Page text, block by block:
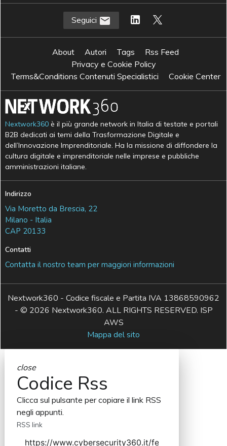
Seguici
About Autori Tags
Rss Feed
Privacy e Cookie Policy
Terms&Conditions Contenuti Specialistici
Cookie Center
Nextwork360 è il più grande network in Italia di testate e portali
B2B dedicati ai temi della Trasformazione Digitale e
dell’Innovazione Imprenditoriale. Ha la missione di diffondere la
cultura digitale e imprenditoriale nelle imprese e pubbliche
amministrazioni italiane.
Indirizzo
Via Moretto da Brescia, 22
Milano - Italia
CAP 20133
Contatti
Contatta il nostro team per maggiori informazioni
Nextwork360 - Codice fiscale e Partita IVA 13868590962
- © 2026 Nextwork360. ALL RIGHTS RESERVED. ISP
AWS
Mappa del sito
close
Codice Rss
Clicca sul pulsante per copiare il link RSS
negli appunti.
RSS link